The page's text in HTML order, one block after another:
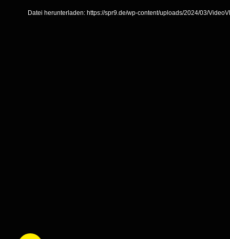
Datei herunterladen: https://spr9.de/wp-content/uploads/2024/03/